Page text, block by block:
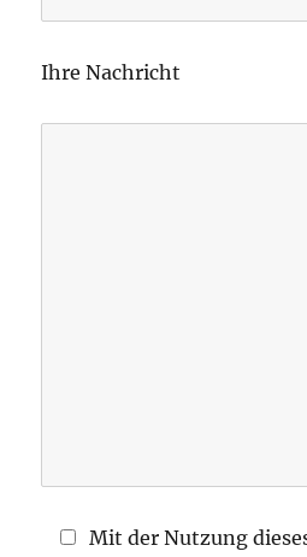
e
a
s
l
Ihre Nachricht
Mit der Nutzung